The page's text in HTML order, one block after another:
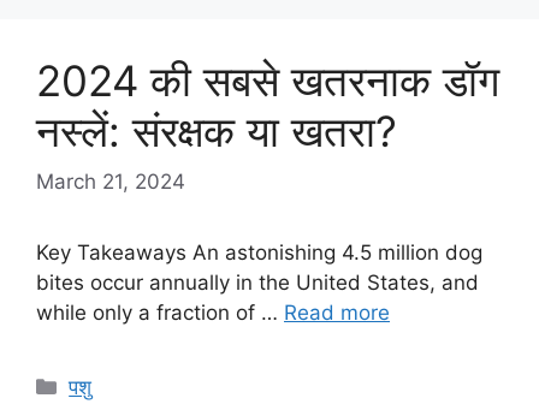
2024 की सबसे खतरनाक डॉग
नस्लें: संरक्षक या खतरा?
March 21, 2024
Key Takeaways An astonishing 4.5 million dog
bites occur annually in the United States, and
while only a fraction of … Read more
Categories
पशु